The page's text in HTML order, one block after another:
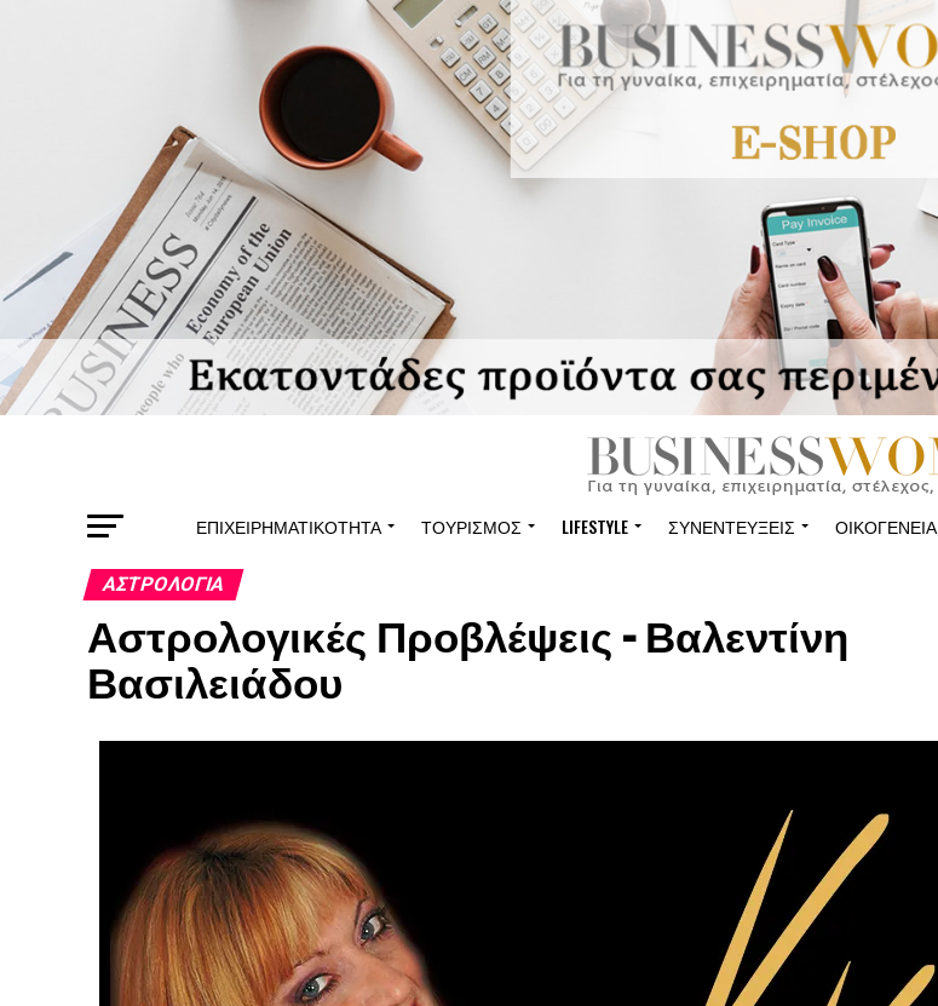
ΕΠΙΧΕΙΡΗΜΑΤΙΚΌΤΗΤΑ ΤΟΥΡΙΣΜΌΣ LIFESTYLE ΣΥΝΕΝΤΕΎΞΕΙΣ ΟΙΚΟΓΈΝΕΙΑ
ΑΣΤΡΟΛΟΓΊΑ
Αστρολογικές Προβλέψεις – Βαλεντίνη
Βασιλειάδου